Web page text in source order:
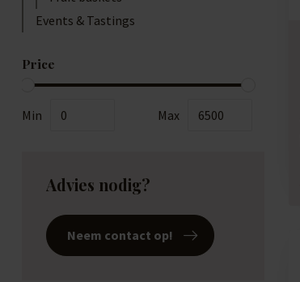
Events & Tastings
Price
Min Max
Advies nodig?
Neem contact op!